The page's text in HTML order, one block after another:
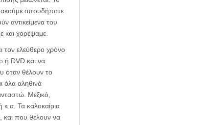
ακούμε οπουδήποτε
αντικείμενα του
και χορέψαμε.
τον ελεύθερο χρόνο
ή DVD και να
όταν θέλουν το
όλα αληθινά
Μεξικό,
κ.α. Τα καλοκαίρια
και που θέλουν να